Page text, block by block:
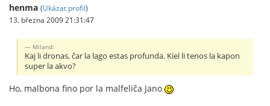
henma (Ukázat profil)
13. března 2009 21:31:47
Miland:
Kaj li dronas, ĉar la lago estas profunda. Kiel li tenos la kapon
super la akvo?
Ho, malbona fino por la malfeliĉa Jano